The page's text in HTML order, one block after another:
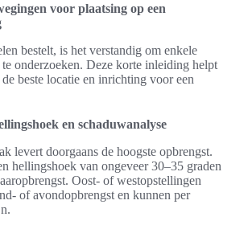
voor plaatsing op een
bestelt, is het verstandig om enkele
onderzoeken. Deze korte inleiding helpt
beste locatie en inrichting voor een
en schaduwanalyse
levert doorgaans de hoogste opbrengst.
hellingshoek van ongeveer 30–35 graden
Oost- of westopstellingen
of avondopbrengst en kunnen per